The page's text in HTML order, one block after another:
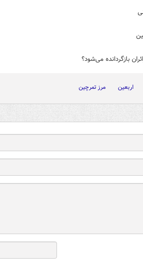
بازگردانده می‌شود؟
اربعین مرز تمرچین